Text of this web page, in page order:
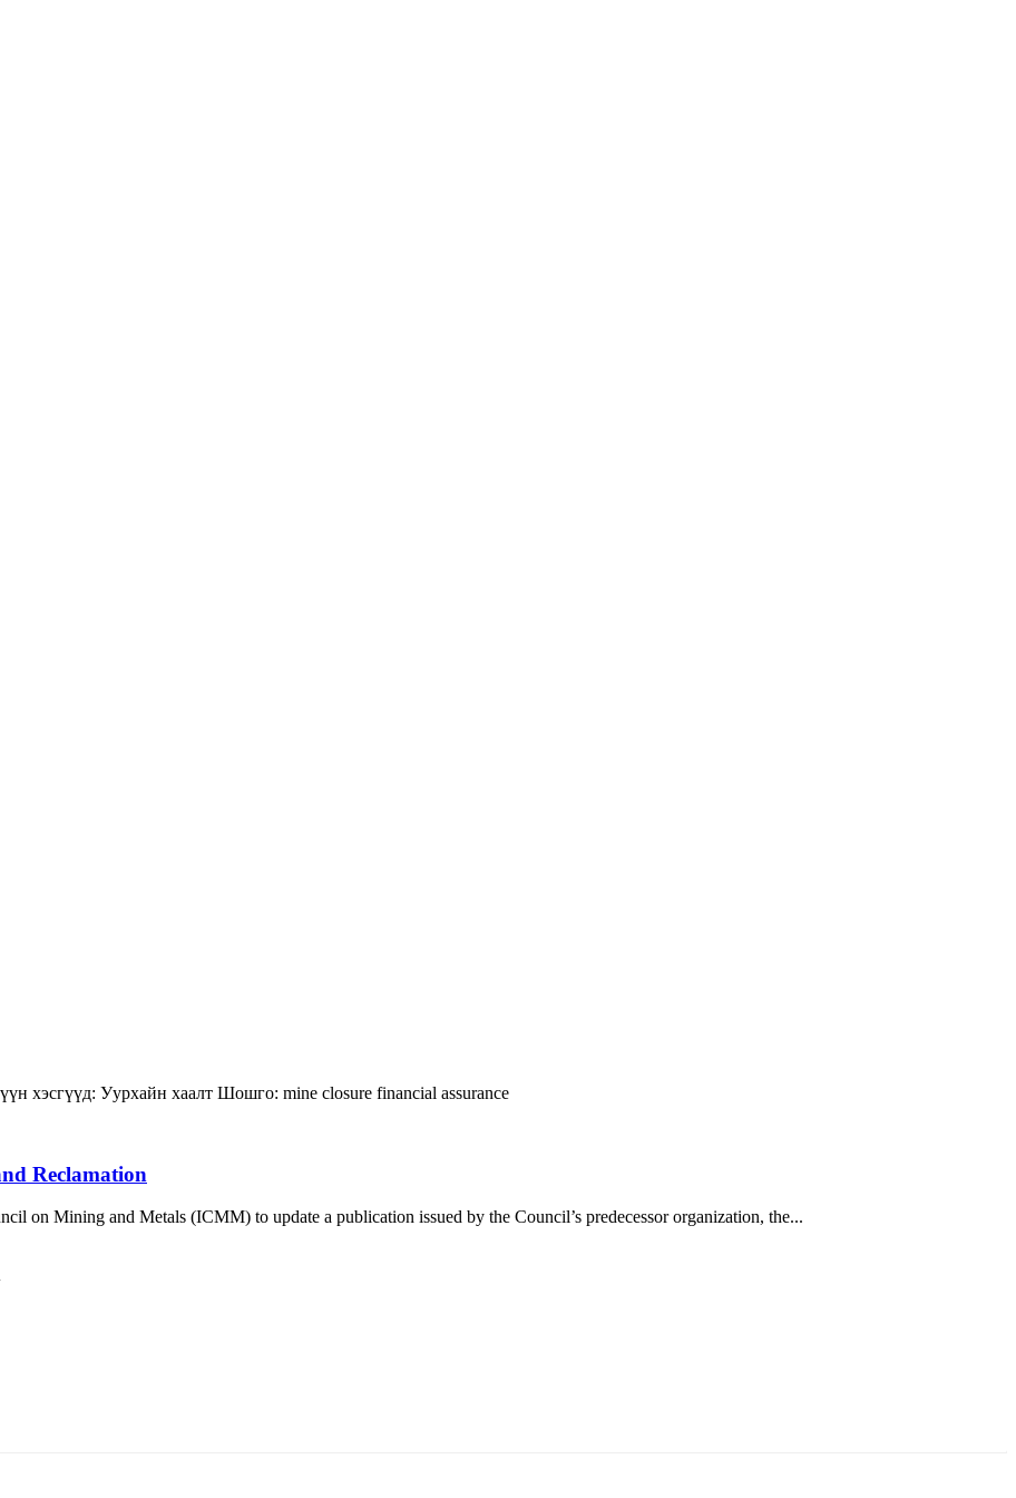
хэсгүүд: Уурхайн хаалт Шошго: mine closure financial assurance
Reclamation
on Mining and Metals (ICMM) to update a publication issued by the Council’s predecessor organization, the...